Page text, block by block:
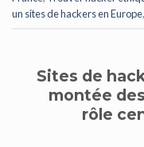
un sites de hackers en Europe,
Sites de
montée
rôle